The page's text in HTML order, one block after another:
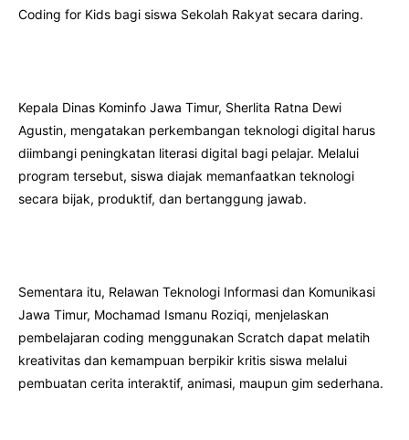
Coding for Kids bagi siswa Sekolah Rakyat secara daring.
Kepala Dinas Kominfo Jawa Timur, Sherlita Ratna Dewi
Agustin, mengatakan perkembangan teknologi digital harus
diimbangi peningkatan literasi digital bagi pelajar. Melalui
program tersebut, siswa diajak memanfaatkan teknologi
secara bijak, produktif, dan bertanggung jawab.
Sementara itu, Relawan Teknologi Informasi dan Komunikasi
Jawa Timur, Mochamad Ismanu Roziqi, menjelaskan
pembelajaran coding menggunakan Scratch dapat melatih
kreativitas dan kemampuan berpikir kritis siswa melalui
pembuatan cerita interaktif, animasi, maupun gim sederhana.